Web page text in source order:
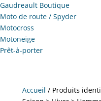
Gaudreault Boutique
Moto de route / Spyder
Motocross
Motoneige
Prêt-à-porter
Accueil / Produits